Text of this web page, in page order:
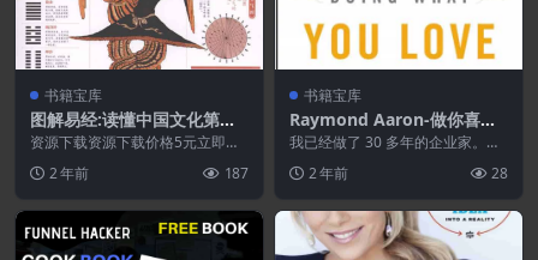
书籍宝库
图解易经:读懂中国文化第一
书白话图解速断版.PDF
资源下载资源下载价格5元立即购
2 年前 187
书籍宝库
Raymond Aaron-做你喜欢
做的事,收入翻倍.PDF
我已经做了 30 多年的企业家。在
互联网的发展，我...
2 年前 28